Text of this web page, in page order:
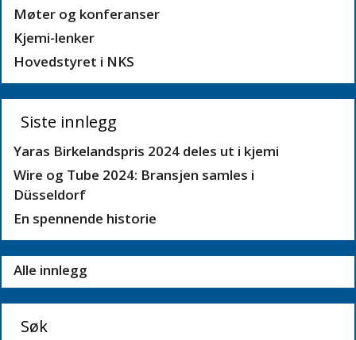
Møter og konferanser
Kjemi-lenker
Hovedstyret i NKS
Siste innlegg
Yaras Birkelandspris 2024 deles ut i kjemi
Wire og Tube 2024: Bransjen samles i
Düsseldorf
En spennende historie
Alle innlegg
Søk